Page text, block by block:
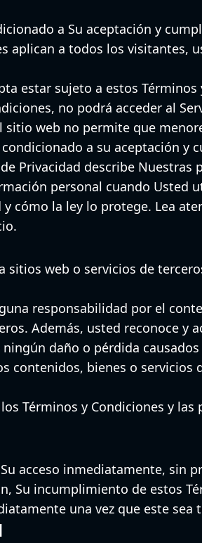
a Su aceptación y
aplican a todos los visitantes,
estar sujeto a estos
no podrá acceder al
sitio web no permite que
a su aceptación y
Privacidad describe
personal cuando Usted
cómo la ley lo protege. Lea
sitios web o servicios de
responsabilidad por el
Además, usted reconoce y
daño o pérdida
contenidos, bienes o servicios
Términos y Condiciones y
acceso inmediatamente, sin
Su incumplimiento de estos
una vez que este sea